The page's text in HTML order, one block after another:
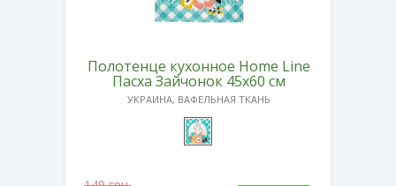
Полотенце кухонное Home Line
Пасха Зайчонок 45х60 см
УКРАИНА, ВАФЕЛЬНАЯ ТКАНЬ